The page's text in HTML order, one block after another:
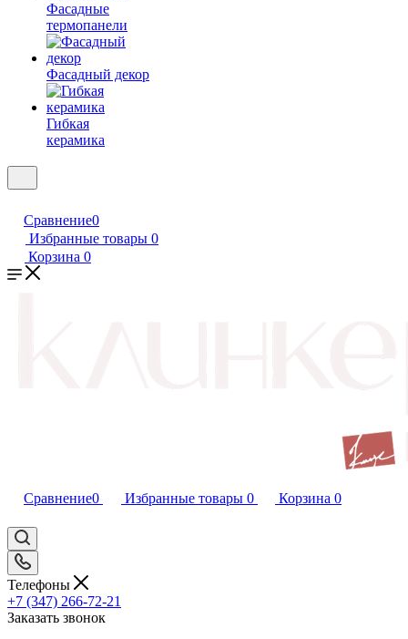
Фасадные
термопанели
Фасадный декор
Гибкая
керамика
Сравнение0
Избранные товары 0
Корзина 0
Сравнение0 Избранные товары 0 Корзина 0
Телефоны
+7 (347) 266-72-21
Заказать звонок